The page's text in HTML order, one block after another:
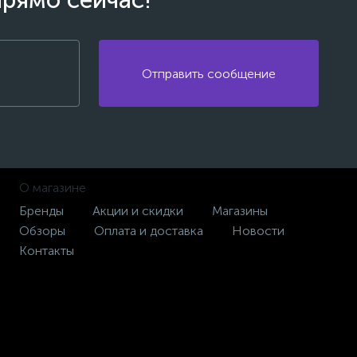
Отправить сообщение
О магазине
Бренды
Акции и скидки
Магазины
Обзоры
Оплата и доставка
Новости
Контакты